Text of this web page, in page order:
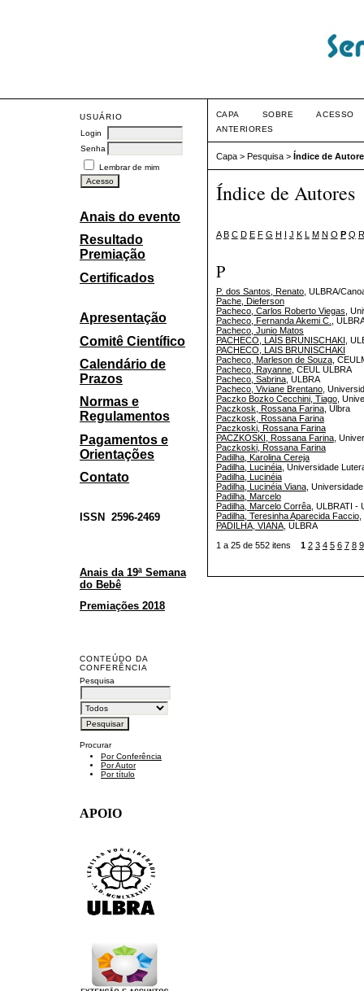
USUÁRIO
Login
Senha
Lembrar de mim
Anais do evento
Resultado
Premiação
Certificados
Apresentação
Comitê Científico
Calendário de
Prazos
Normas e
Regulamentos
Pagamentos e
Orientações
Contato
ISSN 2596-2469
Anais da 19ª Semana
do Bebê
Premiações 2018
CONTEÚDO DA
CONFERÊNCIA
Pesquisa
Procurar
Por Conferência
Por Autor
Por título
APOIO
CAPA SOBRE
ACESSO
ANTERIORES
Capa> Pesquisa> Índice de
Índice de Autores
A B C D E F G H I J K L M N O P Q R
P
P. dos Santos, Renato, ULBRA/
Pache, Dieferson
Pacheco, Carlos Roberto Viegas ,
Pacheco, Fernanda Akemi C.
,
Pacheco, Junio Matos
PACHECO, LAÍS BRUNISCHAKI
,
PACHECO, LAIS BRUNISCHAKI
Pacheco, Marleson de Souza,
Pacheco, Rayanne, CEUL ULBRA
Pacheco, Sabrina, ULBRA
Pacheco, Viviane Brentano,
Paczko Bozko Cecchini, Tiago,
Paczkosk, Rossana Farina, Ulbra
Paczkosk, Rossana Farina
Paczkoski, Rossana Farina
PACZKOSKI, Rossana Farina,
Paczkoski, Rossana Farina
Padilha, Karolina Cereja
Padilha, Lucinéia, Universidade
Padilha, Lucinéia
Padilha, Lucinéia Viana,
Padilha, Marcelo
Padilha, Marcelo Corrêa, ULBRATI -
Padilha, Teresinha Aparecida Faccio,
PADILHA, VIANA, ULBRA
1 a 25 de 552 itens 1 2 3 4 5 6 7 8 9